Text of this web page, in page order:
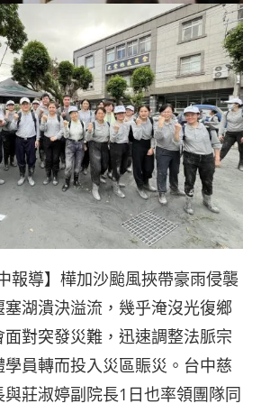
報導】樺加沙颱風挾帶豪雨侵襲
湖潰決溢流，幾乎淹沒光復鄉
對突發災難，迅速調整法脈宗
員轉而投入災區賑災。台中慈
莊淑婷副院長1日也率領團隊同